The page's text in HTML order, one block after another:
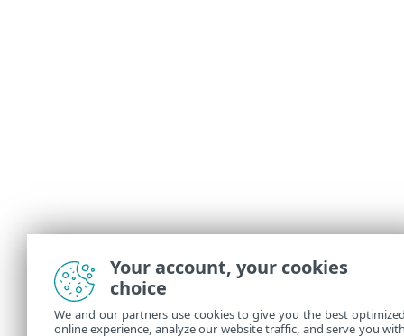
Your account, your cookies
choice
We and our partners use cookies to give you the best
online experience, analyze our website traffic, and serve you